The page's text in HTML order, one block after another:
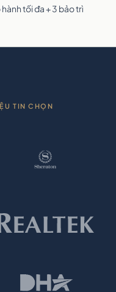
tối đa + 3 bảo trì
TIN CHỌN